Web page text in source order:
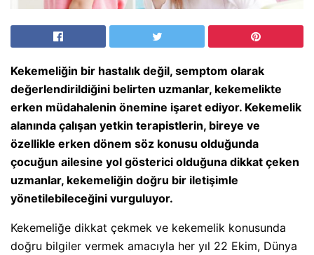
Kekemeliğin bir hastalık değil, semptom olarak
değerlendirildiğini belirten uzmanlar, kekemelikte
erken müdahalenin önemine işaret ediyor. Kekemelik
alanında çalışan yetkin terapistlerin, bireye ve
özellikle erken dönem söz konusu olduğunda
çocuğun ailesine yol gösterici olduğuna dikkat çeken
uzmanlar, kekemeliğin doğru bir iletişimle
yönetilebileceğini vurguluyor.
Kekemeliğe dikkat çekmek ve kekemelik konusunda
doğru bilgiler vermek amacıyla her yıl 22 Ekim, Dünya